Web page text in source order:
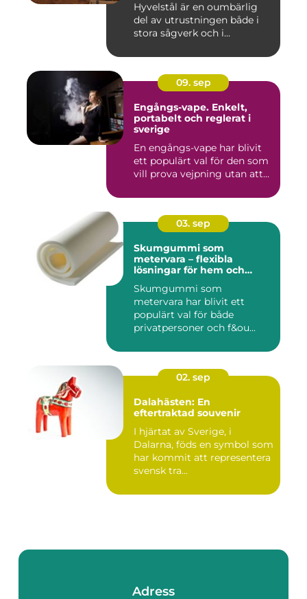
Hyvelstål är en oumbärlig
del av utrustningen både i
stora sågverk och i...
09. sep
Engångs-vape. Enkelt,
portabelt och reglerat i
sverige
En engångs-vape har blivit
ett populärt val för den som
vill prova vejpning utan att...
03. sep
Skumgummi som
metervara – flexibla
lösningar för hem och
Skumgummi som
metervara har blivit ett
populärt val för både
privatpersoner och f&ou...
02. sep
Dalahästen: En
eftertraktad souvenir
I hjärtat av Sverige, i
Dalarna, föds en symbol som
har kommit att representera
svensk tra...
Adress